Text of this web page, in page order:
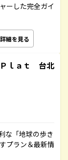
ーした完全ガイ
詳細を見る
ｌａｔ 台北
な「地球の歩き
プラン＆最新情